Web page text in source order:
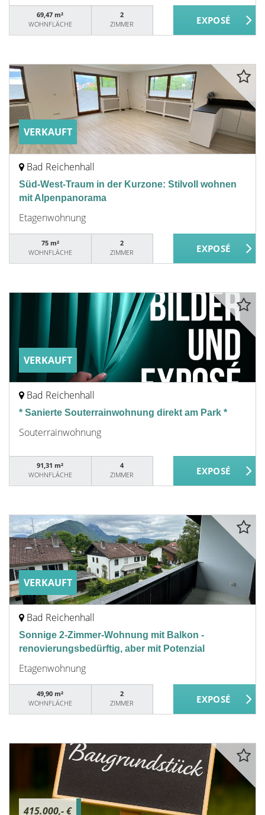
69,47 m²
WOHNFLÄCHE
2
ZIMMER
VERKAUFT
Bad Reichenhall
Süd-West-Traum in der Kurzone: Stilvoll wohnen
mit Alpenpanorama
Etagenwohnung
75 m²
WOHNFLÄCHE
2
ZIMMER
VERKAUFT
Bad Reichenhall
* Sanierte Souterrainwohnung direkt am Park *
Souterrainwohnung
91,31 m²
WOHNFLÄCHE
4
ZIMMER
VERKAUFT
Bad Reichenhall
Sonnige 2-Zimmer-Wohnung mit Balkon -
renovierungsbedürftig, aber mit Potenzial
Etagenwohnung
49,90 m²
WOHNFLÄCHE
2
ZIMMER
415.000,- €